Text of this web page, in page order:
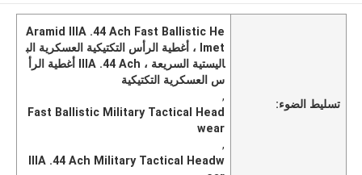
تسليط الضوء:
Aramid IIIA .44 Ach Fast Ballistic He
lmet ، أغطية الرأس التكتيكية العسكرية الب
اليستية السريعة ، IIIA .44 Ach أغطية الرأ
س العسكرية التكتيكية
,
Fast Ballistic Military Tactical Head
wear
,
IIIA .44 Ach Military Tactical Headw